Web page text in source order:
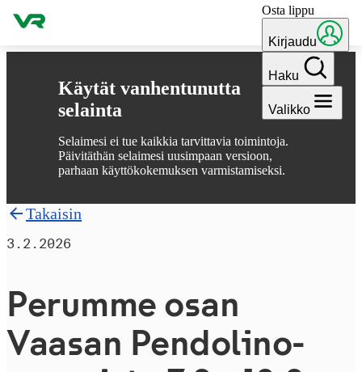
Käytät vanhentunutta
selainta
Selaimesi ei tue kaikkia tarvittavia toimintoja.
Päivitäthän selaimesi uusimpaan versioon,
parhaan käyttökokemuksen varmistamiseksi.
Hyppää sisältöön Osta lippu
Kirjaudu
Haku
Valikko
Takaisin
3.2.2026
Perumme osan
Vaasan Pendolino-